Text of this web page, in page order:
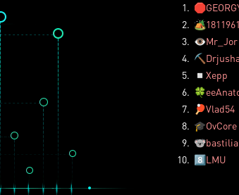
1. 🛑
2. 🏕️1811961
3. 👁️Mr_Jor
4. ⛏️
5.
◽ Xepp
6. 🍀
7.
🏓Vlad54
8. 🎓OvCore
9. 🐨bastilia
10. 8️⃣LMU